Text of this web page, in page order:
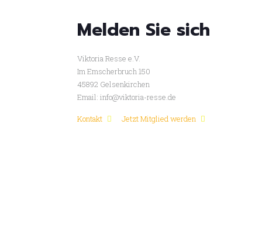
Melden Sie sich
Viktoria Resse e.V.
Im Emscherbruch 150
45892 Gelsenkirchen
Email: info@viktoria-resse.de
Kontakt Jetzt Mitglied werden